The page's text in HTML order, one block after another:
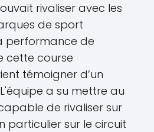
rivaliser avec les
de sport
performance de
cette course
témoigner d’un
a su mettre au
de rivaliser sur
particulier sur le circuit